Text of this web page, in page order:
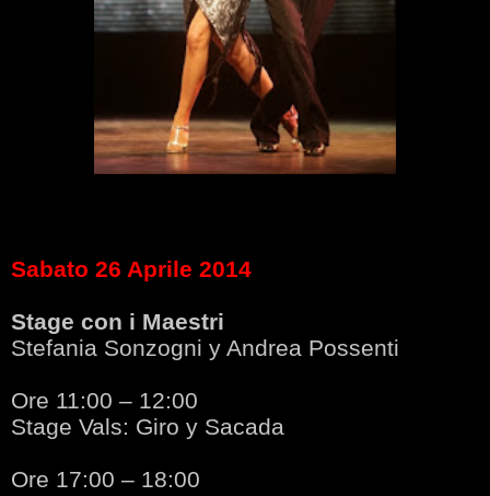
Sabato 26 Aprile 2014
Stage con i Maestri
Stefania Sonzogni y Andrea Possenti
Ore 11:00 – 12:00
Stage Vals: Giro y Sacada
Ore 17:00 – 18:00